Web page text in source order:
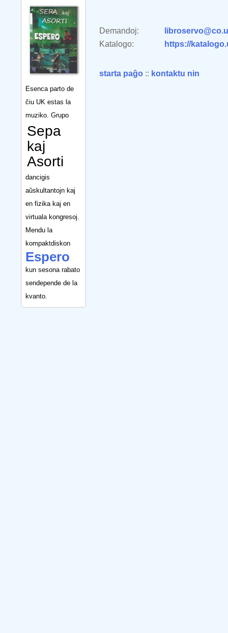
Esenca parto de
ĉiu UK estas la
muziko. Grupo
Sepa
kaj
Asorti
dancigis
aŭskultantojn kaj
en fizika kaj en
virtuala kongresoj.
Mendu la
kompaktdiskon
Espero
kun sesona rabato
sendepende de la
kvanto.
Demandoj:
Katalogo:
https://
starta paĝo :: kontaktu nin